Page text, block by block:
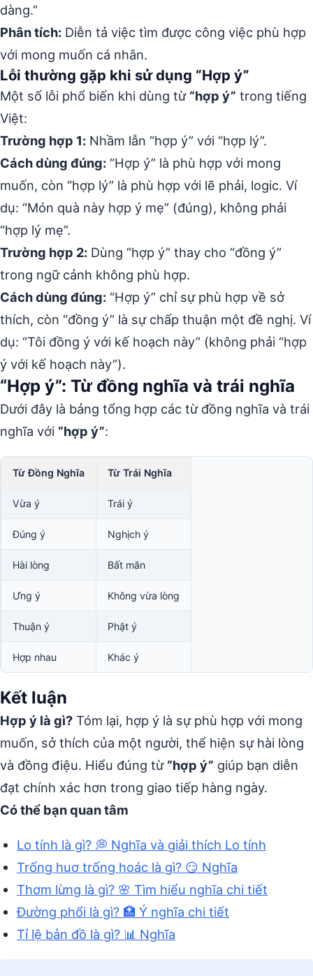
dàng.”
Phân tích: Diễn tả việc tìm được công việc phù hợp
với mong muốn cá nhân.
Lỗi thường gặp khi sử dụng “Hợp ý”
Một số lỗi phổ biến khi dùng từ “hợp ý” trong tiếng
Việt:
Trường hợp 1: Nhầm lẫn “hợp ý” với “hợp lý”.
Cách dùng đúng: “Hợp ý” là phù hợp với mong
muốn, còn “hợp lý” là phù hợp với lẽ phải, logic. Ví
dụ: “Món quà này hợp ý mẹ” (đúng), không phải
“hợp lý mẹ”.
Trường hợp 2: Dùng “hợp ý” thay cho “đồng ý”
trong ngữ cảnh không phù hợp.
Cách dùng đúng: “Hợp ý” chỉ sự phù hợp về sở
thích, còn “đồng ý” là sự chấp thuận một đề nghị. Ví
dụ: “Tôi đồng ý với kế hoạch này” (không phải “hợp
ý với kế hoạch này”).
“Hợp ý”: Từ đồng nghĩa và trái nghĩa
Dưới đây là bảng tổng hợp các từ đồng nghĩa và trái
nghĩa với “hợp ý”:
Từ Đồng Nghĩa Từ Trái Nghĩa
Vừa ý Trái ý
Đúng ý Nghịch ý
Hài lòng Bất mãn
Ưng ý Không vừa lòng
Thuận ý Phật ý
Hợp nhau Khác ý
Kết luận
Hợp ý là gì? Tóm lại, hợp ý là sự phù hợp với mong
muốn, sở thích của một người, thể hiện sự hài lòng
và đồng điệu. Hiểu đúng từ “hợp ý” giúp bạn diễn
đạt chính xác hơn trong giao tiếp hàng ngày.
Có thể bạn quan tâm
Lo tính là gì? 💭 Nghĩa và giải thích Lo tính
Trống huơ trống hoác là gì? 😏 Nghĩa
Thơm lừng là gì? 🌸 Tìm hiểu nghĩa chi tiết
Đường phổi là gì? 🏥 Ý nghĩa chi tiết
Tỉ lệ bản đồ là gì? 📊 Nghĩa